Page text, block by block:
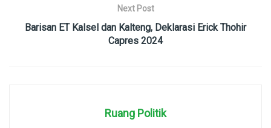
Next Post
Barisan ET Kalsel dan Kalteng, Deklarasi Erick Thohir
Capres 2024
Ruang Politik